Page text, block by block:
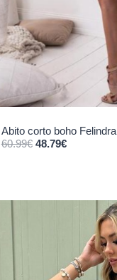
Abito corto boho Felindra
60.99€ Il prezzo originale era: 60.99€.
48.79€Il prezzo attuale è: 48.79€.